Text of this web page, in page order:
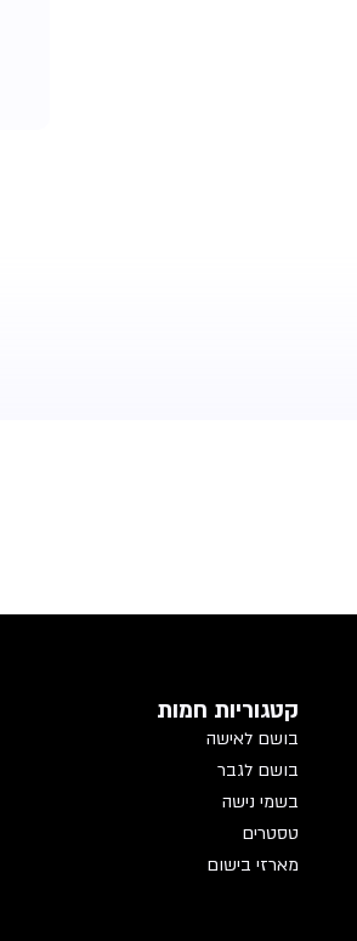
קטגוריות חמות
בושם לאישה
בושם לגבר
בשמי נישה
טסטרים
מארזי בישום